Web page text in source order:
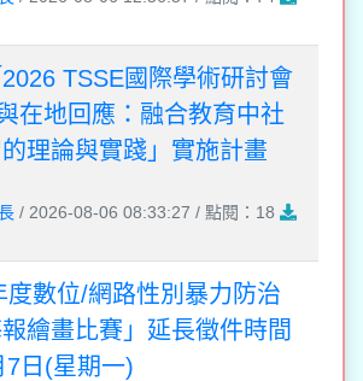
2026 TSSE國際學術研討會
在地回應：融合教育中社
理論與實踐」實施計畫
/ 2026-08-06 08:33:27 / 點閱：18
度數位/網路性別暴力防治
繪畫比賽」延長徵件時間
7日(星期一)